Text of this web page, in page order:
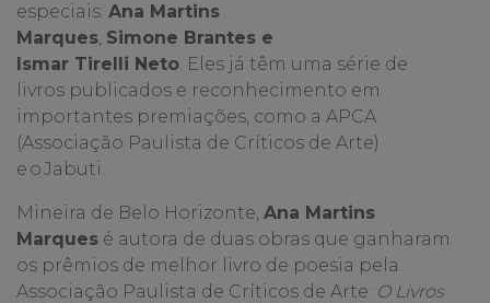
especiais: Ana Martins
Marques, Simone Brantes e
Ismar Tirelli Neto. Eles já têm uma série de
livros publicados e reconhecimento em
importantes premiações, como a APCA
(Associação Paulista de Críticos de Arte)
e o Jabuti.
Mineira de Belo Horizonte, Ana Martins
Marques é autora de duas obras que ganharam
os prêmios de melhor livro de poesia pela
Associação Paulista de Críticos de Arte: O Livros